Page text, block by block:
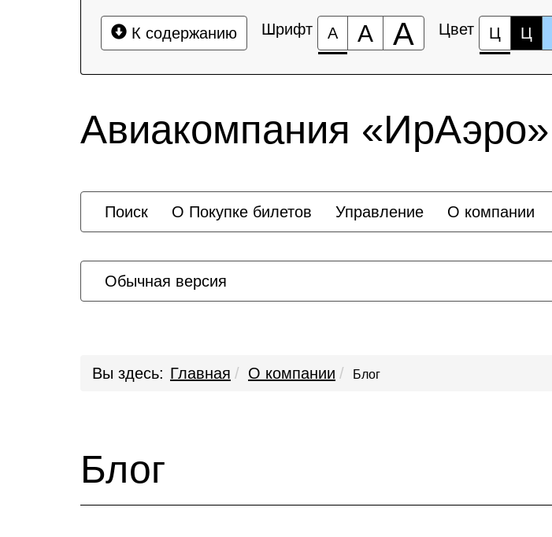
К содержанию Шрифт А А А Цвет Ц Ц
Авиакомпания «ИрАэро»
Поиск О Покупке билетов Управление О компании
Обычная версия
Вы здесь: Главная О компании Блог
Блог